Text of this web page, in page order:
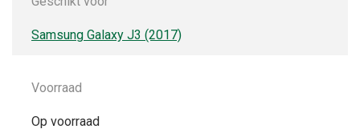
Samsung Galaxy J3 (2017)
Voorraad
Op voorraad